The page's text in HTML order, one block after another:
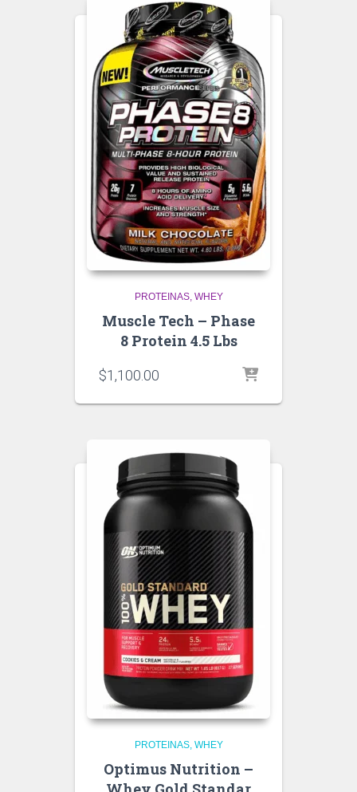
PROTEINAS WHEY
Muscle Tech – Phase
8 Protein 4.5 Lbs
$1,100.00
PROTEINAS WHEY
Optimus Nutrition –